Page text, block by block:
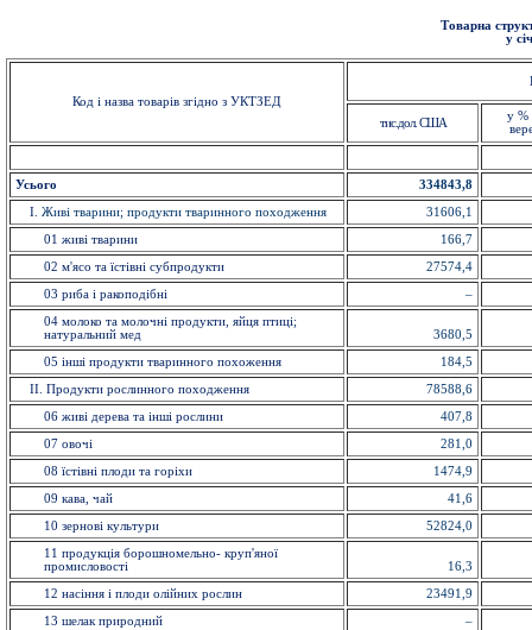
Товарна
у
Код і назва товарів згідно з УКТЗЕД
тис.дол. США
у %
Усього 334843,8
I . Живi тварини; продукти тваринного походження 31606,1
01 живi тварини 166,7
02 м'ясо та їстівнi субпродукти 27574,4
03 риба i ракоподібні –
04 молоко та молочні продукти, яйця птиці;
натуральний мед
3680,5
05 інші продукти тваринного похоження 184,5
II. Продукти рослинного походження 78588,6
06 живі дерева та інші рослини 407,8
07 овочi 281,0
08 їстівні плоди та горіхи 1474,9
09 кава, чай 41,6
10 зерновi культури 52824,0
11 продукція борошномельно- круп'яної
промисловості
16,3
12 насiння і плоди олійних рослин 23491,9
13 шелак природний –